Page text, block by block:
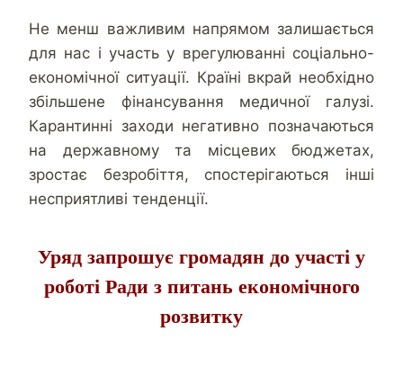
Не менш важливим напрямом залишається
для нас і участь у врегулюванні соціально-
економічної ситуації. Країні вкрай необхідно
збільшене фінансування медичної галузі.
Карантинні заходи негативно позначаються
на державному та місцевих бюджетах,
зростає безробіття, спостерігаються інші
несприятливі тенденції.
Уряд запрошує громадян до участі у
роботі Ради з питань економічного
розвитку